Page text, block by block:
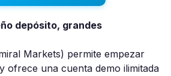
depósito, grandes
Markets) permite empezar
ofrece una cuenta demo ilimitada